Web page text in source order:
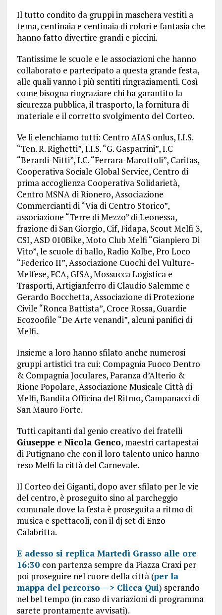
Il tutto condito da gruppi in maschera vestiti a
tema, centinaia e centinaia di colori e fantasia che
hanno fatto divertire grandi e piccini.
Tantissime le scuole e le associazioni che hanno
collaborato e partecipato a questa grande festa,
alle quali vanno i più sentiti ringraziamenti. Così
come bisogna ringraziare chi ha garantito la
sicurezza pubblica, il trasporto, la fornitura di
materiale e il corretto svolgimento del Corteo.
Ve li elenchiamo tutti: Centro AIAS onlus, I.I.S.
“Ten. R. Righetti”, I.I.S. “G. Gasparrini”, I.C
“Berardi-Nitti”, I.C. “Ferrara-Marottoli”, Caritas,
Cooperativa Sociale Global Service, Centro di
prima accoglienza Cooperativa Solidarietà,
Centro MSNA di Rionero, Associazione
Commercianti di “Via di Centro Storico”,
associazione “Terre di Mezzo” di Leonessa,
frazione di San Giorgio, Cif, Fidapa, Scout Melfi 3,
CSI, ASD 010Bike, Moto Club Melfi “Gianpiero Di
Vito”, le scuole di ballo, Radio Kolbe, Pro Loco
“Federico II”, Associazione Cuochi del Vulture-
Melfese, FCA, GISA, Mossucca Logistica e
Trasporti, Artigianferro di Claudio Salemme e
Gerardo Bocchetta, Associazione di Protezione
Civile “Ronca Battista”, Croce Rossa, Guardie
Ecozoofile “De Arte venandi”, alcuni panifici di
Melfi.
Insieme a loro hanno sfilato anche numerosi
gruppi artistici tra cui: Compagnia Fuoco Dentro
& Compagnia Joculares, Paranza d’Alterio &
Rione Popolare, Associazione Musicale Città di
Melfi, Bandita Officina del Ritmo, Campanacci di
San Mauro Forte.
Tutti capitanti dal genio creativo dei fratelli
Giuseppe e Nicola Genco, maestri cartapestai
di Putignano che con il loro talento unico hanno
reso Melfi la città del Carnevale.
Il Corteo dei Giganti, dopo aver sfilato per le vie
del centro, è proseguito sino al parcheggio
comunale dove la festa è proseguita a ritmo di
musica e spettacoli, con il dj set di Enzo
Calabritta.
E adesso si replica Martedì Grasso alle ore
16:30 con partenza sempre da Piazza Craxi per
poi proseguire nel cuore della città (per la
mappa del percorso —> Clicca Qui) sperando
nel bel tempo (in caso di variazioni di programma
sarete prontamente avvisati).